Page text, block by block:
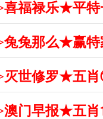
喜福禄乐★平
兔兔那么★赢
灭世修罗★五
澳门早报★五